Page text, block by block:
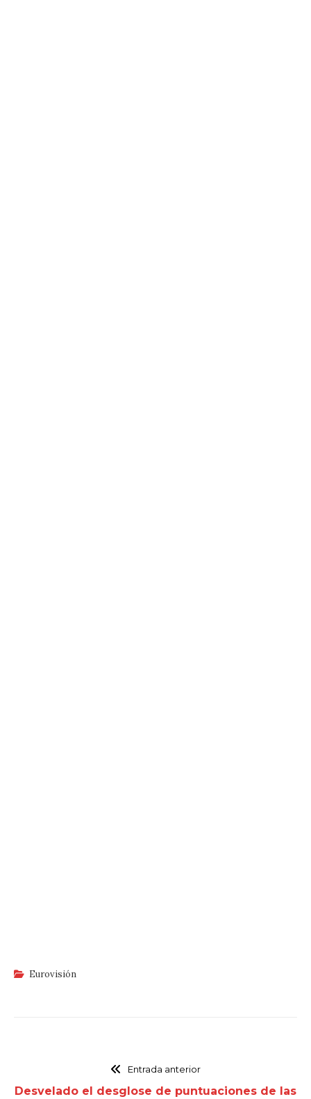
Eurovisión
Entrada anterior
Desvelado el desglose de puntuaciones de las